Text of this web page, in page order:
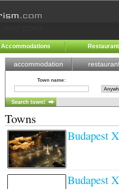
Accommodations
accommodation
Town name:
Towns
Budapest
Budapest